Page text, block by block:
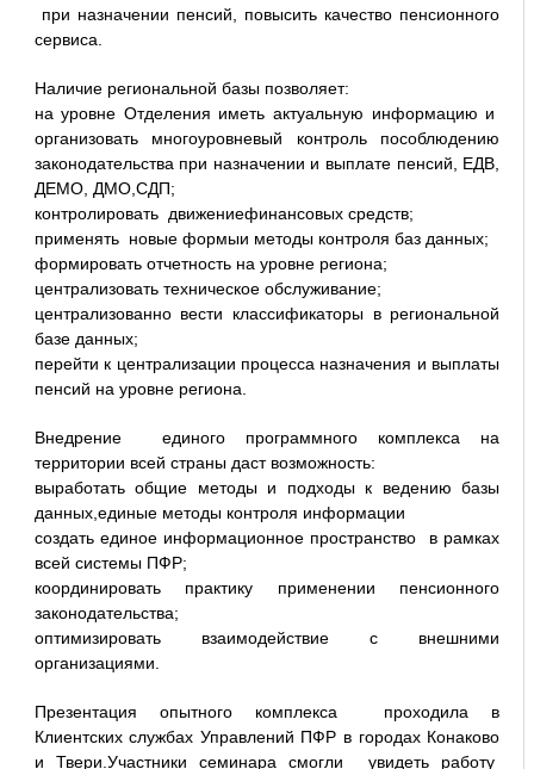
при назначении пенсий, повысить качество пенсионного
сервиса.
Наличие региональной базы позволяет:
на уровне Отделения иметь актуальную информацию и
организовать многоуровневый контроль пособлюдению
законодательства при назначении и выплате пенсий, ЕДВ,
ДЕМО, ДМО,СДП;
контролировать движениефинансовых средств;
применять новые формыи методы контроля баз данных;
формировать отчетность на уровне региона;
централизовать техническое обслуживание;
централизованно вести классификаторы в региональной
базе данных;
перейти к централизации процесса назначения и выплаты
пенсий на уровне региона.
Внедрение единого программного комплекса на
территории всей страны даст возможность:
выработать общие методы и подходы к ведению базы
данных,единые методы контроля информации
создать единое информационное пространство в рамках
всей системы ПФР;
координировать практику применении пенсионного
законодательства;
оптимизировать взаимодействие с внешними
организациями.
Презентация опытного комплекса проходила в
Клиентских службах Управлений ПФР в городах Конаково
и Твери.Участники семинара смогли увидеть работу